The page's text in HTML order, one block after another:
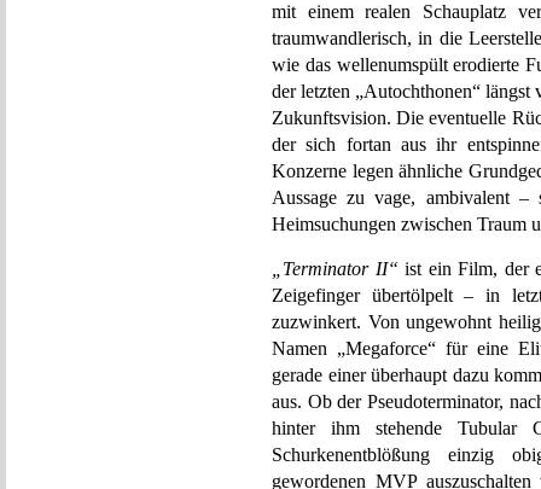
mit einem realen Schauplatz
traumwandlerisch, in die
wie das wellenumspült erodierte
der letzten „Autochthonen“ längst
Zukunftsvision. Die eventuelle
der sich fortan aus ihr
Konzerne legen ähnliche
Aussage zu vage, ambivalent
Heimsuchungen zwischen Traum
„Terminator II“ ist ein Film, der
Zeigefinger übertölpelt – in
zuzwinkert. Von ungewohnt
Namen „Megaforce“ für eine
gerade einer überhaupt dazu
aus. Ob der Pseudoterminator,
hinter ihm stehende Tubular
Schurkenentblößung einzig
gewordenen MVP